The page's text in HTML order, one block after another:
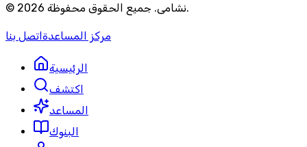
© 2026 نشامى. جميع الحقوق محفوظة .
مركز المساعدة اتصل بنا
الرئيسية
اكتشف
المساعد
البنوك